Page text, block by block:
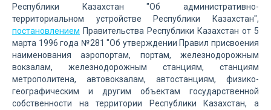
Республики Казахстан "Об административно-
территориальном устройстве Республики Казахстан",
постановлением Правительства Республики Казахстан от 5
марта 1996 года №281 "Об утверждении Правил присвоения
наименования аэропортам, портам, железнодорожным
вокзалам, железнодорожным станциям, станциям
метрополитена, автовокзалам, автостанциям, физико-
географическим и другим объектам государственной
собственности на территории Республики Казахстан, а